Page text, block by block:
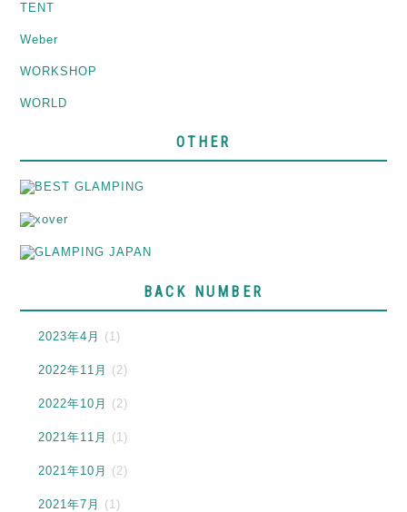
TENT
Weber
WORKSHOP
WORLD
OTHER
BACK NUMBER
2023年4月 (1)
2022年11月 (2)
2022年10月 (2)
2021年11月 (1)
2021年10月 (2)
2021年7月 (1)